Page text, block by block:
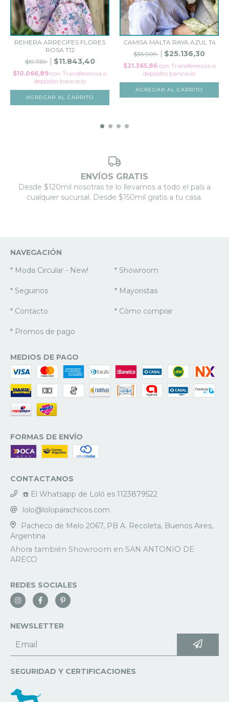
REMERA ARRECIFES FLORES
ROSA T12
$19.739
$11.843,40
$10.066,89 con Transferencia o
depósito bancario
AGREGAR AL CARRITO
CAMISA MALTA RAYA AZUL T4
$35.909
$25.136,30
$21.365,86 con Transferencia o
depósito bancario
AGREGAR AL CARRITO
ENVÍOS GRATIS
Desde $120mil nosotras te lo llevamos a todo el país a
cualquier sucursal. Desde $150mil gratis a tu casa.
NAVEGACIÓN
* Moda Circular - New!
* Showroom
* Seguinos * Mayoristas
* Contacto * Cómo comprar
* Promos de pago
MEDIOS DE PAGO
FORMAS DE ENVÍO
CONTACTANOS
☎️ El Whatsapp de Loló es 1123879522
lolo@loloparachicos.com
Pacheco de Melo 2067, PB A. Recoleta, Buenos Aires,
Argentina
REDES SOCIALES
NEWSLETTER
SEGURIDAD Y CERTIFICACIONES